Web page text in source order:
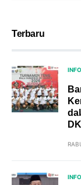
Terbaru